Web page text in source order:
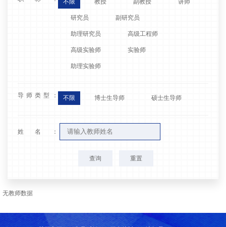
研究员 副研究员
助理研究员 高级工程师
高级实验师 实验师
助理实验师
导师类型： 不限 博士生导师 硕士生导师
姓名：
查询 重置
无教师数据